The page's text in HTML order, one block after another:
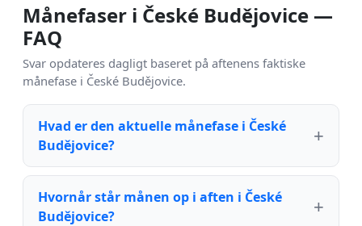
Månefaser i České Budějovice —
FAQ
Svar opdateres dagligt baseret på aftenens faktiske
månefase i České Budějovice.
Hvad er den aktuelle månefase i České
Budějovice?
Hvornår står månen op i aften i České
Budějovice?